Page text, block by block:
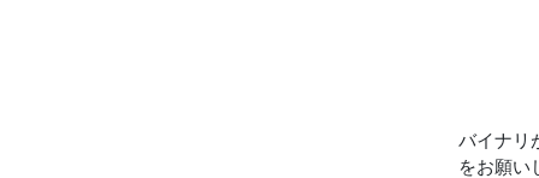
バイナリ
をお願い